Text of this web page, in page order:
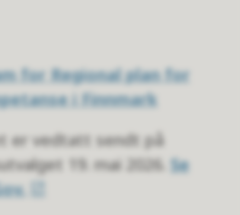
for Regional plan for
i Finnmark
er vedtatt sendt på
19. mai 2026. Se